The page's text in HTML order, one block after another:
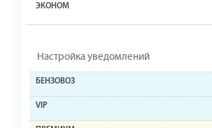
Настройка уведомлений